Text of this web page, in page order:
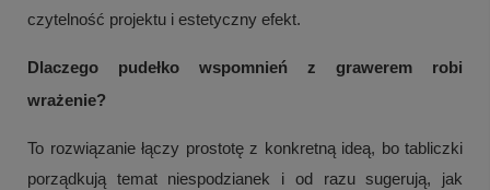
czytelność projektu i estetyczny efekt.
Dlaczego pudełko wspomnień z grawerem robi
wrażenie?
To rozwiązanie łączy prostotę z konkretną ideą, bo tabliczki
porządkują temat niespodzianek i od razu sugerują, jak